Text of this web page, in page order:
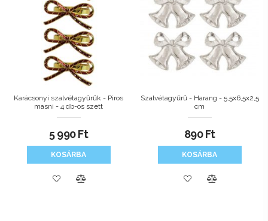
Karácsonyi szalvétagyűrűk - Piros
masni - 4 db-os szett
5 990Ft
KOSÁRBA
Szalvétagyűrű - Harang - 5,5x6,5x2,5
cm
890Ft
KOSÁRBA